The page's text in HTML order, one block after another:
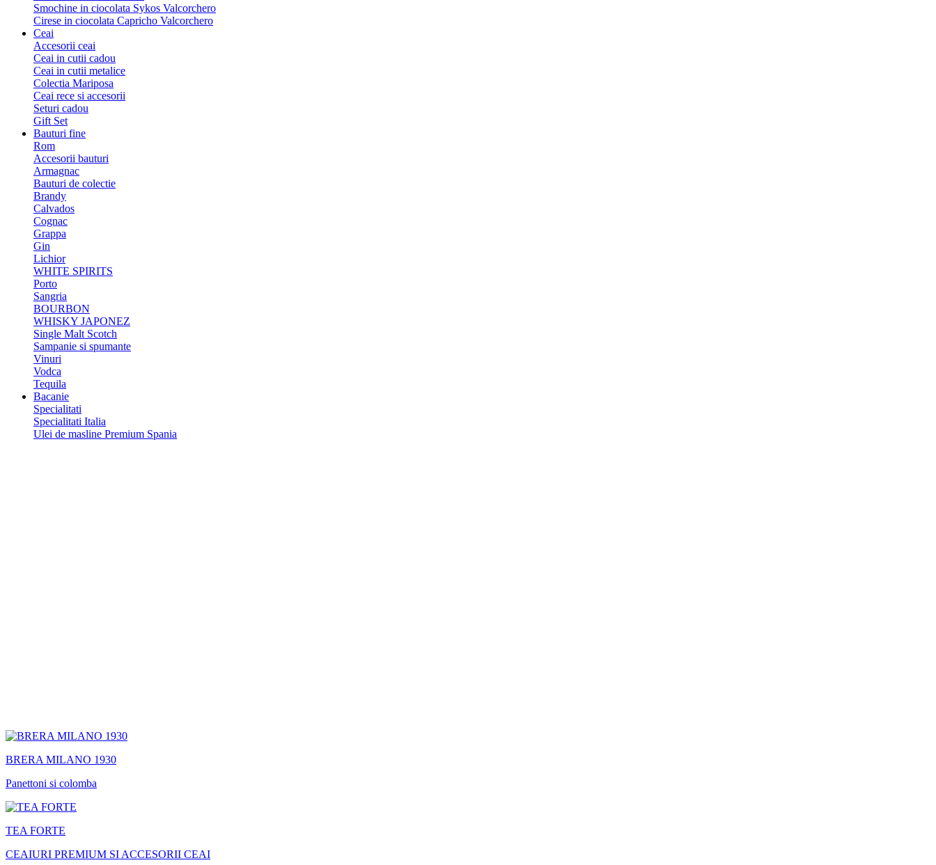
Smochine in ciocolata Sykos Valcorchero
Cirese in ciocolata Capricho Valcorchero
Ceai
Accesorii ceai
Ceai in cutii cadou
Ceai in cutii metalice
Colectia Mariposa
Ceai rece si accesorii
Seturi cadou
Gift Set
Bauturi fine
Rom
Accesorii bauturi
Armagnac
Bauturi de colectie
Brandy
Calvados
Cognac
Grappa
Gin
Lichior
WHITE SPIRITS
Porto
Sangria
BOURBON
WHISKY JAPONEZ
Single Malt Scotch
Sampanie si spumante
Vinuri
Vodca
Tequila
Bacanie
Specialitati
Specialitati Italia
Ulei de masline Premium Spania
BRERA MILANO 1930
Panettoni si colomba
TEA FORTE
CEAIURI PREMIUM SI ACCESORII CEAI